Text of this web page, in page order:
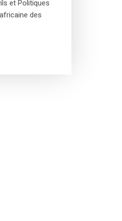
et Politiques
des